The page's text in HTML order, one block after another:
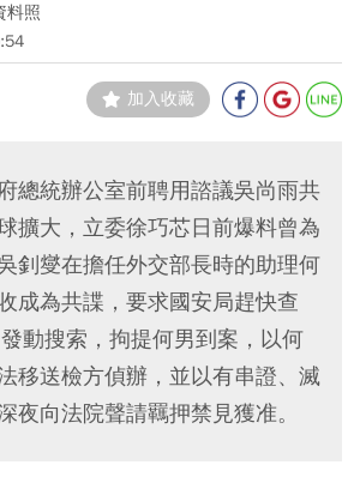
料照
加入收藏
總統辦公室前聘用諮議吳尚雨共
擴大，立委徐巧芯日前爆料曾為
釗燮在擔任外交部長時的助理何
成為共諜，要求國安局趕快查
動搜索，拘提何男到案，以何
移送檢方偵辦，並以有串證、滅
夜向法院聲請羈押禁見獲准。